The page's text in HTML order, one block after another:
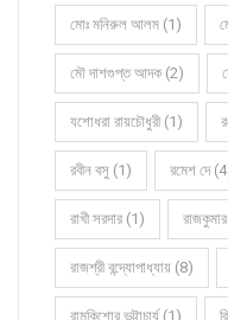
মোঃ মনিরুল আলম (1)
মৌ দাশগুপ্ত আদক (2)
যশোধরা রায়চৌধুরী (1)
রবীন বসু (1) রমেশ দে
রাখী সরদার (1)
রাজশ্রী বন্দ্যোপাধ্যায় (8)
রামকিশোর ভট্টাচার্য (1)